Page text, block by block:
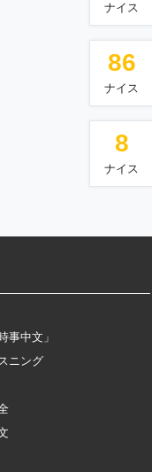
ナイス
86
ナイス
8
ナイス
事中文」
ニング